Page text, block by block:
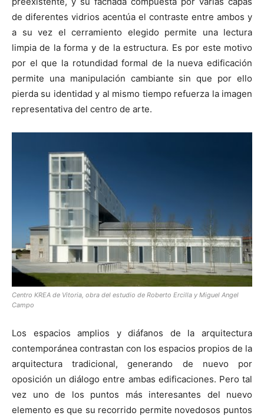
de diferentes vidrios acentúa el contraste entre ambos y
a su vez el cerramiento elegido permite una lectura
limpia de la forma y de la estructura. Es por este motivo
por el que la rotundidad formal de la nueva edificación
permite una manipulación cambiante sin que por ello
pierda su identidad y al mismo tiempo refuerza la imagen
representativa del centro de arte.
Centro KREA de Vitoria, obra del estudio de Roberto Ercilla y Miguel Angel
Campo
Los espacios amplios y diáfanos de la arquitectura
contemporánea contrastan con los espacios propios de la
arquitectura tradicional, generando de nuevo por
oposición un diálogo entre ambas edificaciones. Pero tal
vez uno de los puntos más interesantes del nuevo
elemento es que su recorrido permite novedosos puntos